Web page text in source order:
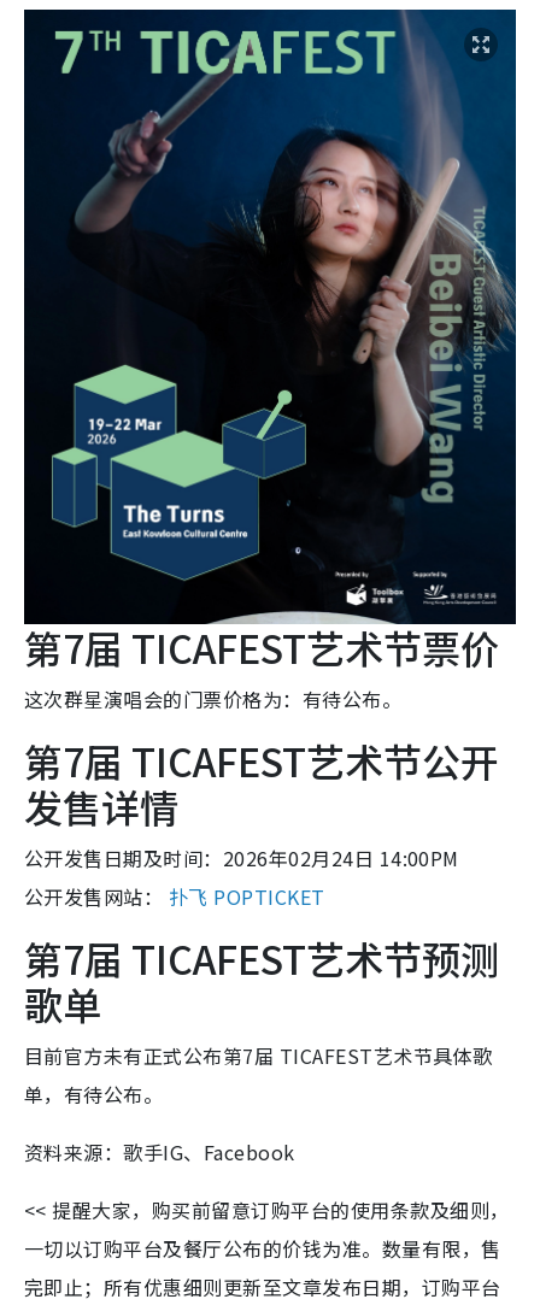
第7届 TICAFEST艺术节票价
这次群星演唱会的门票价格为：有待公布。
第7届 TICAFEST艺术节公开
发售详情
公开发售日期及时间：2026年02月24日 14:00PM
公开发售网站： 扑飞 POPTICKET
第7届 TICAFEST艺术节预测
歌单
目前官方未有正式公布第7届 TICAFEST艺术节具体歌
单，有待公布。
资料来源：歌手IG、Facebook
<< 提醒大家，购买前留意订购平台的使用条款及细则，
一切以订购平台及餐厅公布的价钱为准。数量有限，售
完即止；所有优惠细则更新至文章发布日期，订购平台